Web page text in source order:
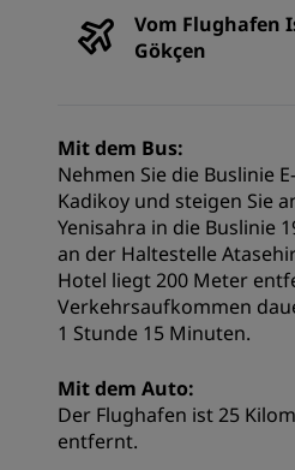
Vom Flughafen
Gökçen
Mit dem Bus:
Nehmen Sie die Buslinie
Kadikoy und steigen Sie
Yenisahra in die Buslinie
an der Haltestelle
Hotel liegt 200 Meter
Verkehrsaufkommen
1 Stunde 15 Minuten.
Mit dem Auto:
Der Flughafen ist 25
entfernt.